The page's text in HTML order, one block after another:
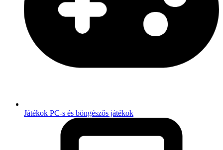
Játékok PC-s és böngészős játékok